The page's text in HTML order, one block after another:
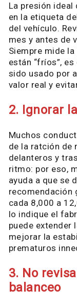
La presión
en la etiqueta
del vehículo.
mes y antes de
Siempre mide
están “fríos”,
sido usado por
valor real y
2. Ignorar
Muchos
de la ratción de
delanteros y
ritmo: por eso,
ayuda a que se
recomendación
cada 8,000 a
lo indique el
puede extender
mejorar la
prematuros
3. No
balanceo